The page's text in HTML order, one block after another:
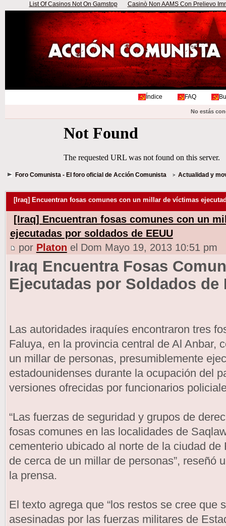
List Of Casinos Not On Gamstop Casinò Non AAMS Con Prelievo
Índice FAQ
No estás
Foro Comunista - El foro oficial de Acción Comunista Actualidad y
[Iraq] Encuentran fosas comunes con un millar de víctimas
[Iraq] Encuentran fosas comunes con un
ejecutadas por soldados de EEUU
por Platon el Dom Mayo 19, 2013 10:51 pm
Iraq Encuentra Fosas
Ejecutadas por Soldados de
Las autoridades iraquíes encontraron tres
Faluya, en la provincia central de Al Anbar,
un millar de personas, presumiblemente
estadounidenses durante la ocupación del
versiones ofrecidas por funcionarios
“Las fuerzas de seguridad y grupos de
fosas comunes en las localidades de
cementerio ubicado al norte de la ciudad
de cerca de un millar de personas”, reseñó
la prensa.
El texto agrega que “los restos se cree que
asesinadas por las fuerzas militares de